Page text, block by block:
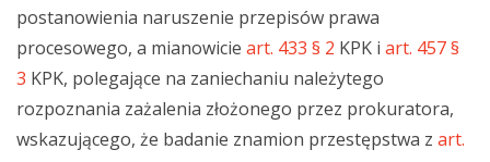
postanowienia naruszenie przepisów prawa
procesowego, a mianowicie art. 433 § 2 KPK i art. 457 §
3 KPK, polegające na zaniechaniu należytego
rozpoznania zażalenia złożonego przez prokuratora,
wskazującego, że badanie znamion przestępstwa z art.